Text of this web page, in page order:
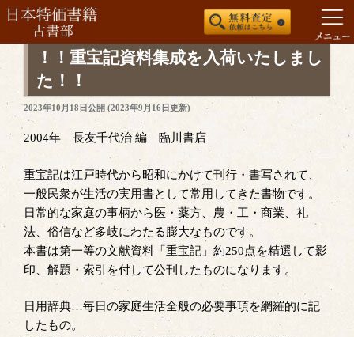
プ
！！重宝記資料集成を入荷いたしまし
た！！
投
稿
日:
2023年10月18日公開 (2023年9月16日更新)
2004年 長友千代治 編 臨川書店
重宝記は江戸時代から昭和にかけて刊行・書写されて、
一般民衆が生活の実用書として常用してきた書物です。
日常的な家庭の事柄から医・薬方、農・工・商業、礼
法、俗信など多岐にわたる膨大なものです。
本書は第一等の文献資料「重宝記」約250点を精選して影
印、解題・索引を付して公刊したものになります。
日用辞典…毎日の家庭生活全般の必要事項を網羅的に記
したもの。